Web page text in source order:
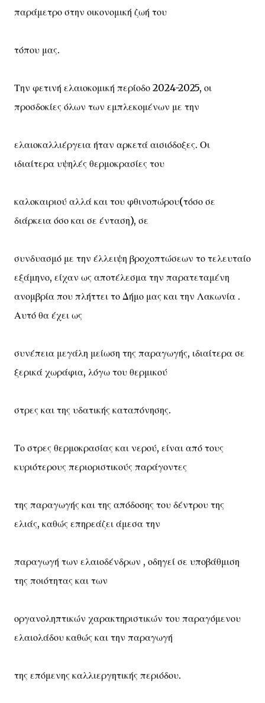
παράμετρο στην οικονομική ζωή του
τόπου μας.
Την φετινή ελαιοκομική περίοδο 2024-2025, οι
προσδοκίες όλων των εμπλεκομένων με την
ελαιοκαλλιέργεια ήταν αρκετά αισιόδοξες. Οι
ιδιαίτερα υψηλές θερμοκρασίες του
καλοκαιριού αλλά και του φθινοπώρου(τόσο σε
διάρκεια όσο και σε ένταση), σε
συνδυασμό με την έλλειψη βροχοπτώσεων το τελευταίο
εξάμηνο, είχαν ως αποτέλεσμα την παρατεταμένη
ανομβρία που πλήττει το Δήμο μας και την Λακωνία .
Αυτό θα έχει ως
συνέπεια μεγάλη μείωση της παραγωγής, ιδιαίτερα σε
ξερικά χωράφια, λόγω του θερμικού
στρες και της υδατικής καταπόνησης.
Το στρες θερμοκρασίας και νερού, είναι από τους
κυριότερους περιοριστικούς παράγοντες
της παραγωγής και της απόδοσης του δέντρου της
ελιάς, καθώς επηρεάζει άμεσα την
παραγωγή των ελαιοδένδρων , οδηγεί σε υποβάθμιση
της ποιότητας και των
οργανοληπτικών χαρακτηριστικών του παραγόμενου
ελαιολάδου καθώς και την παραγωγή
της επόμενης καλλιεργητικής περιόδου.